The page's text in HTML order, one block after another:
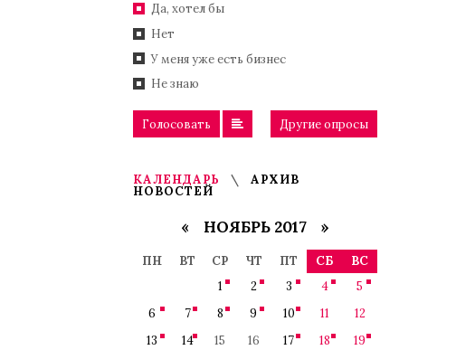
Да, хотел бы
Нет
У меня уже есть бизнес
Не знаю
Голосовать Другие опросы
КАЛЕНДАРЬ АРХИВ
НОВОСТЕЙ
« НОЯБРЬ 2017 »
ПН ВТ СР ЧТ ПТ СБ
ВС
1
2 3 4
5
6
7 8 9 10 11
12
13
14 15 16 17 18 19